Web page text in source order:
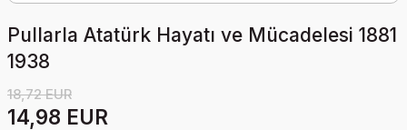
Pullarla Atatürk Hayatı ve Mücadelesi 1881
1938
18,72 EUR
14,98 EUR